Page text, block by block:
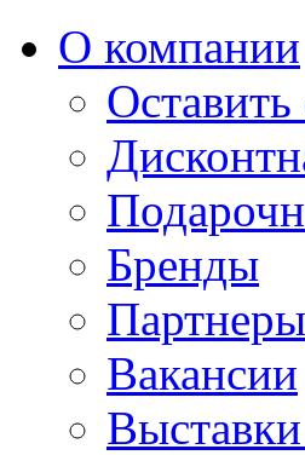
О компании
Оставить
Бренды
Партнеры
Вакансии